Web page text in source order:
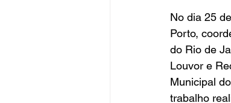
No dia 25
Porto,
do Rio de
Louvor e
Municipal
trabalho